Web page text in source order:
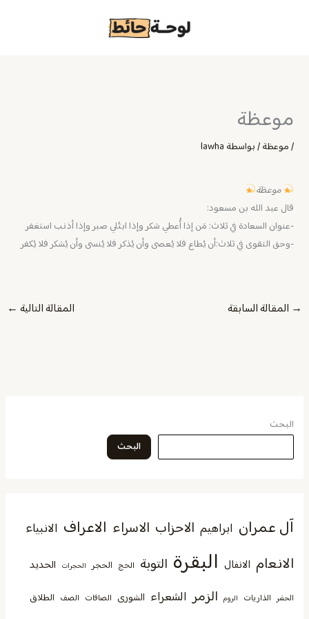
موعظة
/موعظة/ بواسطة lawha
موعظة
قال عبد الله بن مسعود:
-عنوان السعادة في ثلاث: مَن إذا أُعطي شكر وإذا ابتُلي صبر وإذا أذنب استغفر
-وحق التقوى في ثلاث:أن يُطاع فلا يُعصى وأن يُذكر فلا يُنسى وأن يُشكر فلا يُكفر
→ المقالة السابقة المقالة التالية ←
البحث
البحث
آل عمران ابراهيم الاحزاب الاسراء الاعراف الانبياء
الانعام الانفال البقرة التوبة الحج الحجر الحجرات الحديد
الحشر الذاريات الروم الزمر الشعراء الشورى الصافات الصف الطلاق